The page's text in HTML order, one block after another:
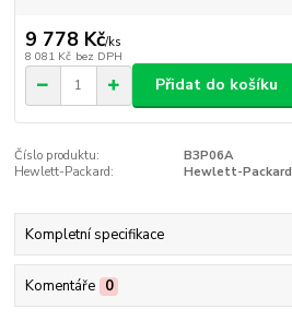
9 778 Kč/ks
8 081 Kč bez DPH
Přidat do košíku
Číslo produktu:
B3P06A
Hewlett-Packard:
Hewlett-Packard
Kompletní specifikace
Komentáře 0